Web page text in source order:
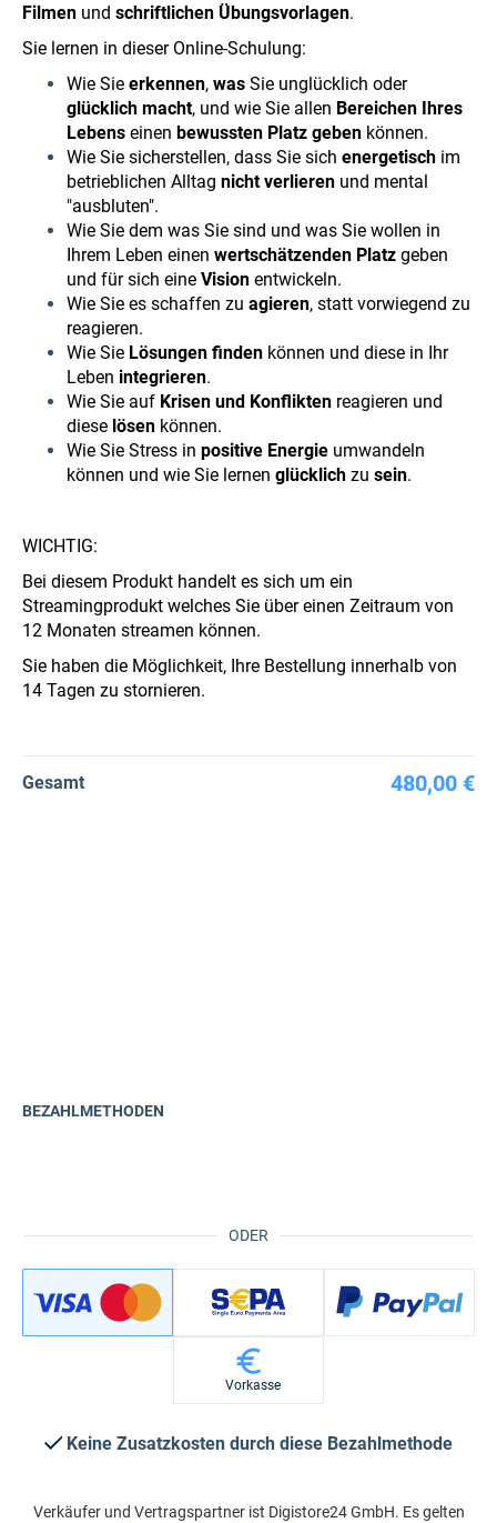
Filmen und schriftlichen Übungsvorlagen.
Sie lernen in dieser Online-Schulung:
Wie Sie erkennen, was Sie unglücklich oder
glücklich macht, und wie Sie allen Bereichen Ihres
Lebens einen bewussten Platz geben können.
Wie Sie sicherstellen, dass Sie sich energetisch im
betrieblichen Alltag nicht verlieren und mental
"ausbluten".
Wie Sie dem was Sie sind und was Sie wollen in
Ihrem Leben einen wertschätzenden Platz geben
und für sich eine Vision entwickeln.
Wie Sie es schaffen zu agieren, statt vorwiegend zu
reagieren.
Wie Sie Lösungen finden können und diese in Ihr
Leben integrieren.
Wie Sie auf Krisen und Konflikten reagieren und
diese lösen können.
Wie Sie Stress in positive Energie umwandeln
können und wie Sie lernen glücklich zu sein.
WICHTIG:
Bei diesem Produkt handelt es sich um ein
Streamingprodukt welches Sie über einen Zeitraum von
12 Monaten streamen können.
Sie haben die Möglichkeit, Ihre Bestellung innerhalb von
14 Tagen zu stornieren.
Gesamt 480,00 €
ODER
BEZAHLMETHODEN
Vorkasse
Keine Zusatzkosten durch diese Bezahlmethode
Verkäufer und Vertragspartner ist Digistore24 GmbH. Es gelten